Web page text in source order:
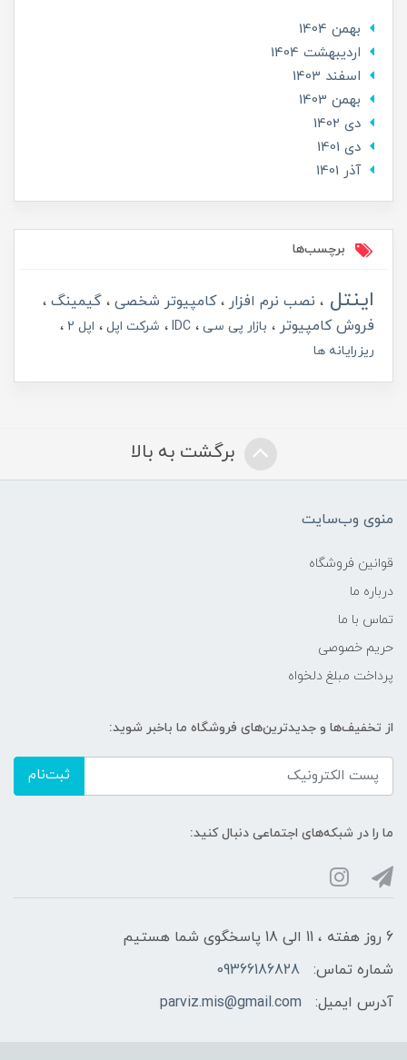
بهمن 1404
ارديبهشت 1404
اسفند 1403
بهمن 1403
دی 1402
دی 1401
آذر 1401
برچسب‌ها
اینتل نصب نرم افزار کامپیوتر شخصی
گیمینگ
فروش کامپیوتر
بازار پی سی IDC شرکت اپل
اپل 2
ریزرایانه ها
برگشت به بالا
منوی وب‌سایت
قوانین فروشگاه
درباره ما
تماس با ما
حریم خصوصی
پرداخت مبلغ دلخواه
از تخفیف‌ها و جدیدترین‌های فروشگاه ما باخبر شوید:
ثبت‌نام
ما را در شبکه‌های اجتماعی دنبال کنید:
6 روز هفته ، 11 الی 18 پاسخگوی شما هستیم
شماره تماس:
09366186828
آدرس ایمیل:
parviz.mis@gmail.com